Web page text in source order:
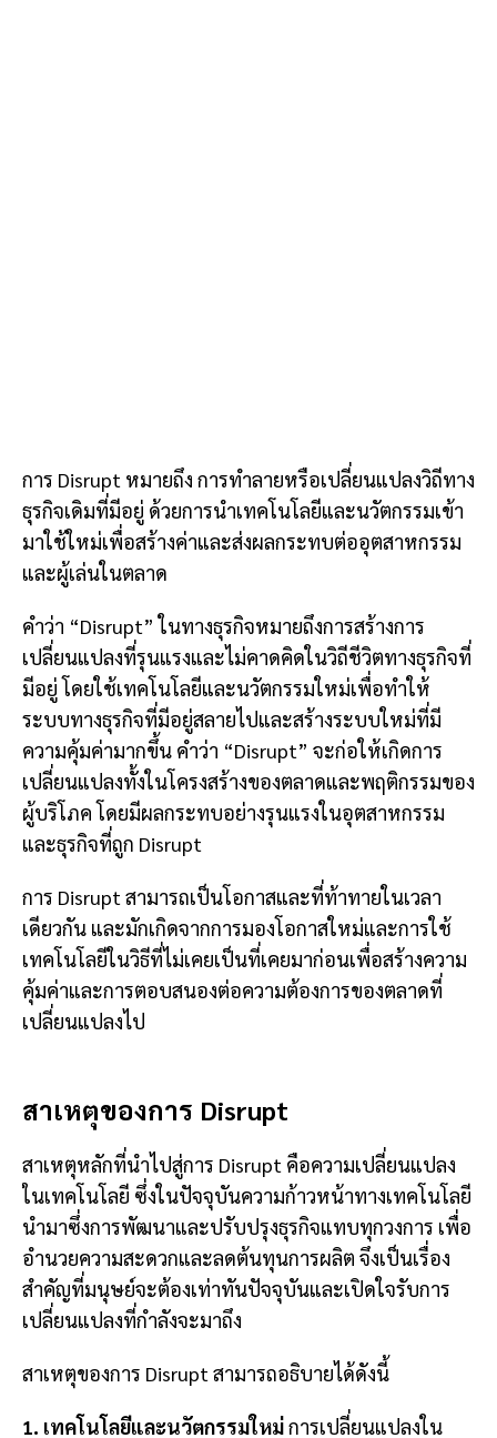
การ Disrupt หมายถึง การทำลายหรือเปลี่ยนแปลงวิถีทาง
ธุรกิจเดิมที่มีอยู่ ด้วยการนำเทคโนโลยีและนวัตกรรมเข้า
มาใช้ใหม่เพื่อสร้างค่าและส่งผลกระทบต่ออุตสาหกรรม
และผู้เล่นในตลาด
คำว่า “Disrupt” ในทางธุรกิจหมายถึงการสร้างการ
เปลี่ยนแปลงที่รุนแรงและไม่คาดคิดในวิถีชีวิตทางธุรกิจที่
มีอยู่ โดยใช้เทคโนโลยีและนวัตกรรมใหม่เพื่อทำให้
ระบบทางธุรกิจที่มีอยู่สลายไปและสร้างระบบใหม่ที่มี
ความคุ้มค่ามากขึ้น คำว่า “Disrupt” จะก่อให้เกิดการ
เปลี่ยนแปลงทั้งในโครงสร้างของตลาดและพฤติกรรมของ
ผู้บริโภค โดยมีผลกระทบอย่างรุนแรงในอุตสาหกรรม
และธุรกิจที่ถูก Disrupt
การ Disrupt สามารถเป็นโอกาสและที่ท้าทายในเวลา
เดียวกัน และมักเกิดจากการมองโอกาสใหม่และการใช้
เทคโนโลยีในวิธีที่ไม่เคยเป็นที่เคยมาก่อนเพื่อสร้างความ
คุ้มค่าและการตอบสนองต่อความต้องการของตลาดที่
เปลี่ยนแปลงไป
สาเหตุของการ Disrupt
สาเหตุหลักที่นำไปสู่การ Disrupt คือความเปลี่ยนแปลง
ในเทคโนโลยี ซึ่งในปัจจุบันความก้าวหน้าทางเทคโนโลยี
นำมาซึ่งการพัฒนาและปรับปรุงธุรกิจแทบทุกวงการ เพื่อ
อำนวยความสะดวกและลดต้นทุนการผลิต จึงเป็นเรื่อง
สำคัญที่มนุษย์จะต้องเท่าทันปัจจุบันและเปิดใจรับการ
เปลี่ยนแปลงที่กำลังจะมาถึง
สาเหตุของการ Disrupt สามารถอธิบายได้ดังนี้
1. เทคโนโลยีและนวัตกรรมใหม่การเปลี่ยนแปลงใน